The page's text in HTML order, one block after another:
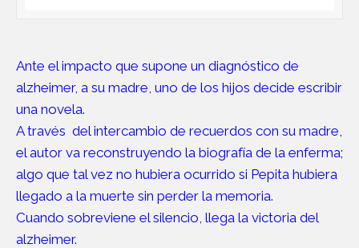
Ante el impacto que supone un diagnóstico de
alzheimer, a su madre, uno de los hijos decide escribir
una novela.
A través del intercambio de recuerdos con su madre,
el autor va reconstruyendo la biografía de la enferma;
algo que tal vez no hubiera ocurrido si Pepita hubiera
llegado a la muerte sin perder la memoria.
Cuando sobreviene el silencio, llega la victoria del
alzheimer.